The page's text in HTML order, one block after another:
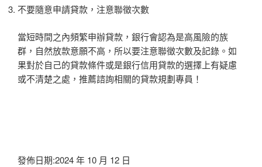
不要隨意申請貸款，注意聯徵次數
當短時間之內頻繁申辦貸款，銀行會認為是高風險的族
群，自然放款意願不高，所以要注意聯徵次數及記錄。如
果對於自己的貸款條件或是銀行信用貸款的選擇上有疑慮
或不清楚之處，推薦諮詢相關的貸款規劃專員！
發佈日期:2024 年 10 月 12 日